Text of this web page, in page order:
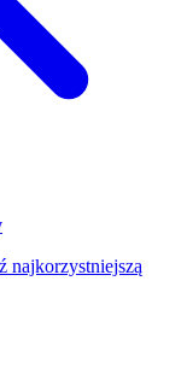
najkorzystniejszą